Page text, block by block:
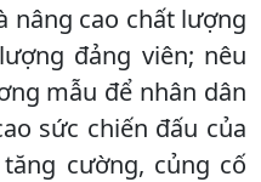
nâng cao chất lượng
đảng viên; nêu
mẫu để nhân dân
sức chiến đấu của
cường, củng cố